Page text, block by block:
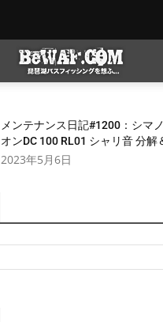
メンテナンス日記#1200：シマ
オンDC 100 RL01 シャリ音 分解
2023年5月6日